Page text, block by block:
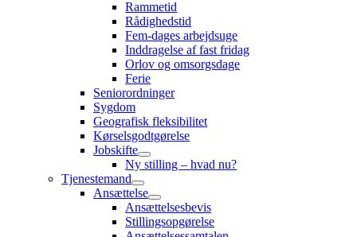
Rammetid
Rådighedstid
Fem-dages arbejdsuge
Inddragelse af fast fridag
Orlov og omsorgsdage
Ferie
Seniorordninger
Sygdom
Geografisk fleksibilitet
Kørselsgodtgørelse
Jobskifte
Ny stilling – hvad nu?
Tjenestemand
Ansættelse
Ansættelsesbevis
Stillingsopgørelse